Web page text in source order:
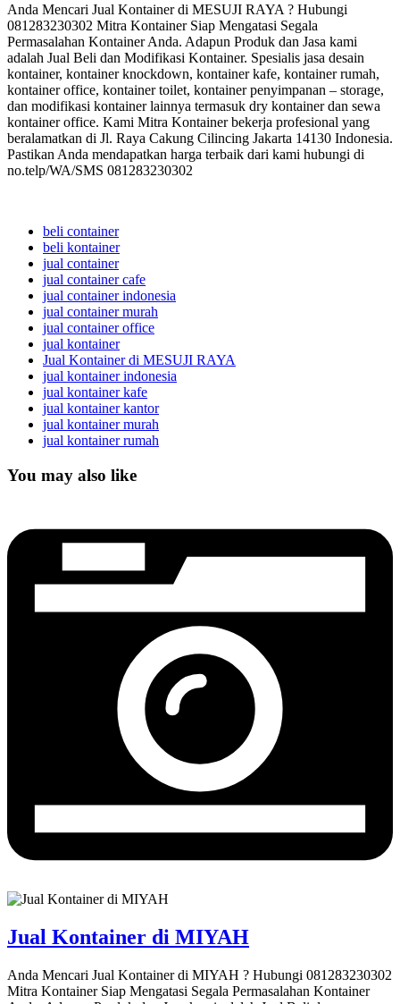
Anda Mencari Jual Kontainer di MESUJI RAYA ? Hubungi
081283230302 Mitra Kontainer Siap Mengatasi Segala
Permasalahan Kontainer Anda. Adapun Produk dan Jasa kami
adalah Jual Beli dan Modifikasi Kontainer. Spesialis jasa desain
kontainer, kontainer knockdown, kontainer kafe, kontainer rumah,
kontainer office, kontainer toilet, kontainer penyimpanan – storage,
dan modifikasi kontainer lainnya termasuk dry kontainer dan sewa
kontainer office. Kami Mitra Kontainer bekerja profesional yang
beralamatkan di Jl. Raya Cakung Cilincing Jakarta 14130 Indonesia.
Pastikan Anda mendapatkan harga terbaik dari kami hubungi di
no.telp/WA/SMS 081283230302
beli container
beli kontainer
jual container
jual container cafe
jual container indonesia
jual container murah
jual container office
jual kontainer
Jual Kontainer di MESUJI RAYA
jual kontainer indonesia
jual kontainer kafe
jual kontainer kantor
jual kontainer murah
jual kontainer rumah
You may also like
Jual Kontainer di MIYAH
Anda Mencari Jual Kontainer di MIYAH ? Hubungi 081283230302
Mitra Kontainer Siap Mengatasi Segala Permasalahan Kontainer